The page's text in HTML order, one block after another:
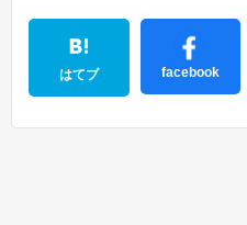
はてブ facebook